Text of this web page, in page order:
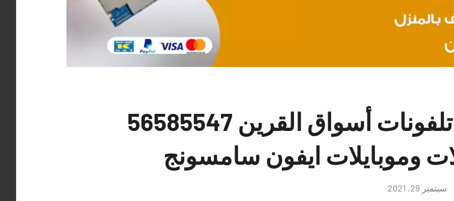
فني تصليح تلفونات أسواق القرين 56585547
وموبايلات ايفون سامسونج
سبتمبر 29, 2021